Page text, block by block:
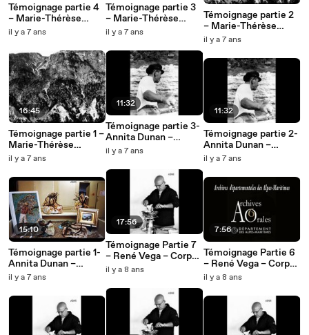
Témoignage partie 4
– Marie-Thérèse
Roustan – Corpus
il y a 7 ans
16:45
Témoignage partie 1 –
Marie-Thérèse
Roustan – Corpus
il y a 7 ans
15:10
Témoignage partie 1-
Annita Dunan –
Corpus ‘’Mémoire
il y a 7 ans
Témoignage partie 3
– Marie-Thérèse
Roustan – Corpus
il y a 7 ans
11:32
Témoignage partie 3-
Annita Dunan –
Corpus ‘’Mémoire
il y a 7 ans
17:56
Témoignage Partie 7
– René Vega – Corpus
‘’Récit de vie’’
il y a 8 ans
Témoignage partie 2
– Marie-Thérèse
Roustan – Corpus
il y a 7 ans
11:32
Témoignage partie 2-
Annita Dunan –
Corpus ‘’Mémoire
il y a 7 ans
7:56
Témoignage Partie 6
– René Vega – Corpus
‘’Récit de vie’’
il y a 8 ans